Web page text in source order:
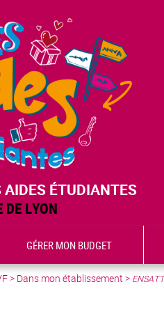
AIDES ÉTUDIANTES
DE LYON
GÉRER MON BUDGET
> Dans mon établissement > ENSATT